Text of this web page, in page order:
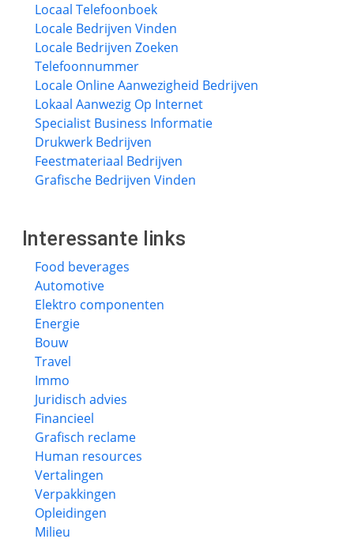
Locaal Telefoonboek
Locale Bedrijven Vinden
Locale Bedrijven Zoeken
Telefoonnummer
Locale Online Aanwezigheid Bedrijven
Lokaal Aanwezig Op Internet
Specialist Business Informatie
Drukwerk Bedrijven
Feestmateriaal Bedrijven
Grafische Bedrijven Vinden
Interessante links
Food beverages
Automotive
Elektro componenten
Energie
Bouw
Travel
Immo
Juridisch advies
Financieel
Grafisch reclame
Human resources
Vertalingen
Verpakkingen
Opleidingen
Milieu